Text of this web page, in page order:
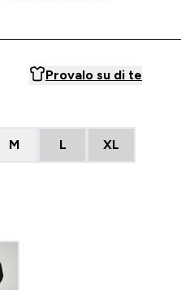
Provalo su di te
M L XL